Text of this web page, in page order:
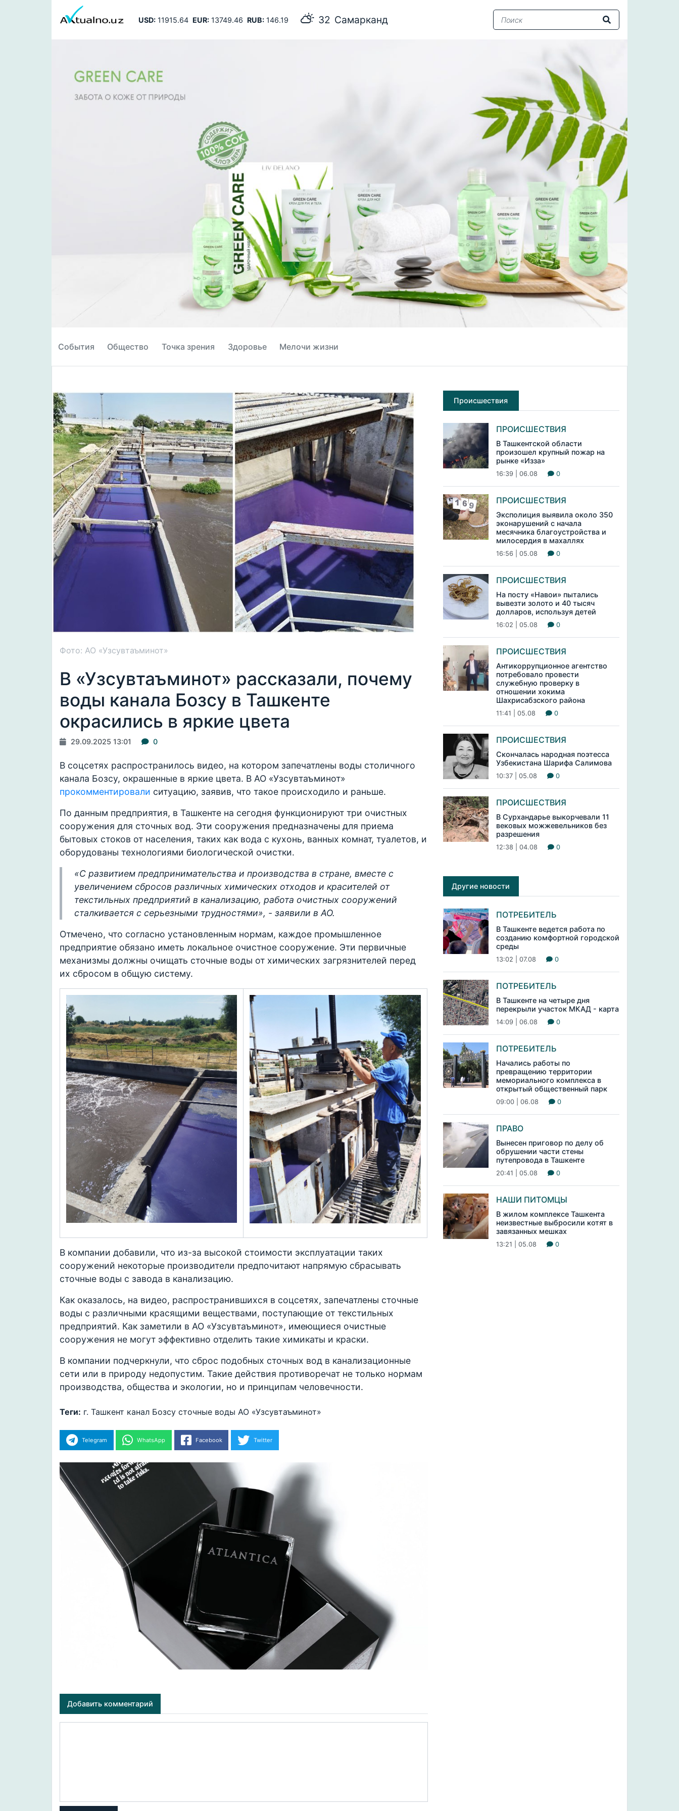
USD:11915.64 EUR:13749.46 RUB:146.19 32 Самарканд
События Общество Точка зрения Здоровье Мелочи жизни
Фото: АО «Узсувтаъминот»
В «Узсувтаъминот» рассказали, почему
воды канала Бозсу в Ташкенте
окрасились в яркие цвета
29.09.2025 13:01 0
В соцсетях распространилось видео, на котором запечатлены воды столичного
канала Бозсу, окрашенные в яркие цвета. В АО «Узсувтаъминот»
прокомментировали ситуацию, заявив, что такое происходило и раньше.
По данным предприятия, в Ташкенте на сегодня функционируют три очистных
сооружения для сточных вод. Эти сооружения предназначены для приема
бытовых стоков от населения, таких как вода с кухонь, ванных комнат, туалетов, и
оборудованы технологиями биологической очистки.
«С развитием предпринимательства и производства в стране, вместе с
увеличением сбросов различных химических отходов и красителей от
текстильных предприятий в канализацию, работа очистных сооружений
сталкивается с серьезными трудностями», - заявили в АО.
Отмечено, что согласно установленным нормам, каждое промышленное
предприятие обязано иметь локальное очистное сооружение. Эти первичные
механизмы должны очищать сточные воды от химических загрязнителей перед
их сбросом в общую систему.
В компании добавили, что из-за высокой стоимости эксплуатации таких
сооружений некоторые производители предпочитают напрямую сбрасывать
сточные воды с завода в канализацию.
Как оказалось, на видео, распространившихся в соцсетях, запечатлены сточные
воды с различными красящими веществами, поступающие от текстильных
предприятий. Как заметили в АО «Узсувтаъминот», имеющиеся очистные
сооружения не могут эффективно отделить такие химикаты и краски.
В компании подчеркнули, что сброс подобных сточных вод в канализационные
сети или в природу недопустим. Такие действия противоречат не только нормам
производства, общества и экологии, но и принципам человечности.
Теги: г. Ташкент канал Бозсу сточные воды АО «Узсувтаъминот»
Telegram WhatsApp Facebook Twitter
Добавить комментарий
Происшествия
ПРОИСШЕСТВИЯ
В Ташкентской области
произошел крупный пожар на
рынке «Изза»
16:39 | 06.08 0
ПРОИСШЕСТВИЯ
Эксполиция выявила около 350
эконарушений с начала
месячника благоустройства и
милосердия в махаллях
16:56 | 05.08 0
ПРОИСШЕСТВИЯ
На посту «Навои» пытались
вывезти золото и 40 тысяч
долларов, используя детей
16:02 | 05.08 0
ПРОИСШЕСТВИЯ
Антикоррупционное агентство
потребовало провести
служебную проверку в
отношении хокима
Шахрисабзского района
11:41 | 05.08 0
ПРОИСШЕСТВИЯ
Скончалась народная поэтесса
Узбекистана Шарифа Салимова
10:37 | 05.08 0
ПРОИСШЕСТВИЯ
В Сурхандарье выкорчевали 11
вековых можжевельников без
разрешения
12:38 | 04.08 0
Другие новости
ПОТРЕБИТЕЛЬ
В Ташкенте ведется работа по
созданию комфортной городской
среды
13:02 | 07.08 0
ПОТРЕБИТЕЛЬ
В Ташкенте на четыре дня
перекрыли участок МКАД - карта
14:09 | 06.08 0
ПОТРЕБИТЕЛЬ
Начались работы по
превращению территории
мемориального комплекса в
открытый общественный парк
09:00 | 06.08 0
ПРАВО
Вынесен приговор по делу об
обрушении части стены
путепровода в Ташкенте
20:41 | 05.08 0
НАШИ ПИТОМЦЫ
В жилом комплексе Ташкента
неизвестные выбросили котят в
завязанных мешках
13:21 | 05.08 0